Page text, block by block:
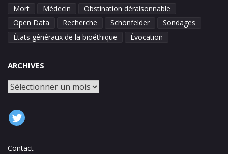
Mort
Médecin
Obstination déraisonnable
Open Data
Recherche Schönfelder
Sondages
États généraux de la bioéthique
Évocation
ARCHIVES
Archives
Contact